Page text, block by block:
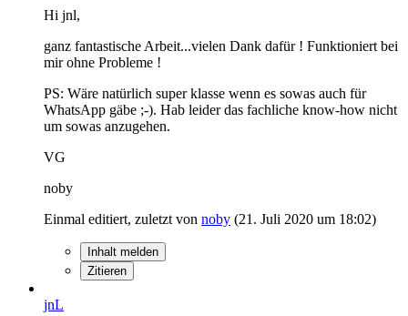
Hi jnl,
ganz fantastische Arbeit...vielen Dank dafür ! Funktioniert bei
mir ohne Probleme !
PS: Wäre natürlich super klasse wenn es sowas auch für
WhatsApp gäbe ;-). Hab leider das fachliche know-how nicht
um sowas anzugehen.
VG
noby
Einmal editiert, zuletzt von noby (21. Juli 2020 um 18:02)
Inhalt melden
Zitieren
jnL